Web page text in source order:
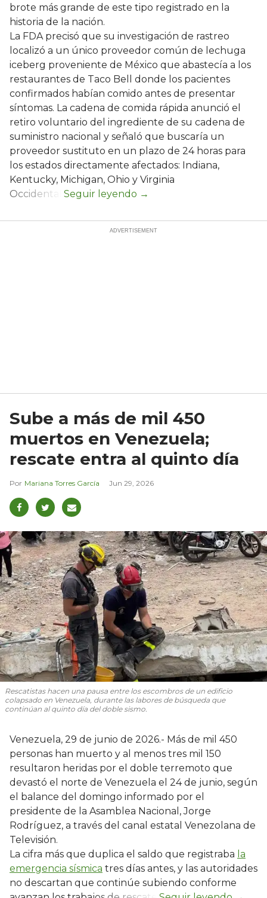
brote más grande de este tipo registrado en la
historia de la nación.
La FDA precisó que su investigación de rastreo
localizó a un único proveedor común de lechuga
iceberg proveniente de México que abastecía a los
restaurantes de Taco Bell donde los pacientes
confirmados habían comido antes de presentar
síntomas. La cadena de comida rápida anunció el
retiro voluntario del ingrediente de su cadena de
suministro nacional y señaló que buscaría un
proveedor sustituto en un plazo de 24 horas para
los estados directamente afectados: Indiana,
Kentucky, Michigan, Ohio y Virginia
Occidental.
Sube a más de mil 450
muertos en Venezuela;
rescate entra al quinto día
Mariana Torres García Jun 29, 2026
Rescatistas hacen una pausa entre los escombros de un edificio
colapsado en Venezuela, durante las labores de búsqueda que
continúan al quinto día del doble sismo.
Venezuela, 29 de junio de 2026.- Más de mil 450
personas han muerto y al menos tres mil 150
resultaron heridas por el doble terremoto que
devastó el norte de Venezuela el 24 de junio, según
el balance del domingo informado por el
presidente de la Asamblea Nacional, Jorge
Rodríguez, a través del canal estatal Venezolana de
Televisión.
La cifra más que duplica el saldo que registraba la
emergencia sísmica tres días antes, y las autoridades
no descartan que continúe subiendo conforme